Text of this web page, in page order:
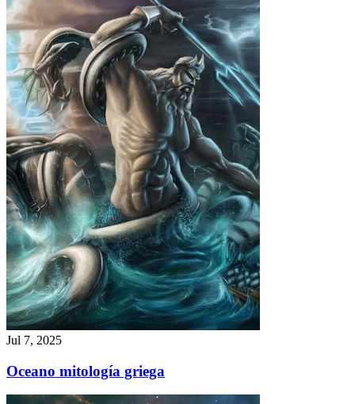
Jul 7, 2025
Oceano mitología griega